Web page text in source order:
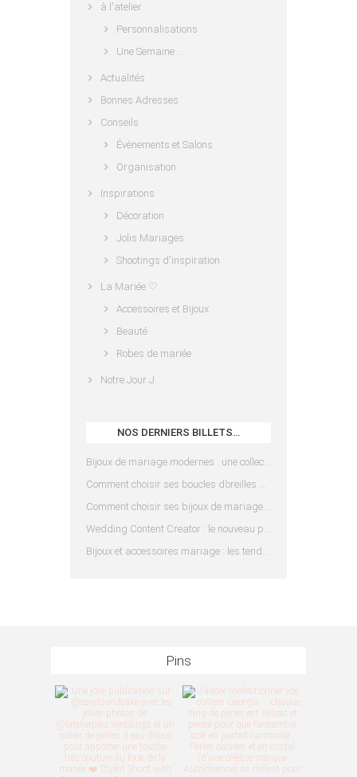
à l'atelier
Personnalisations
Une Semaine …
Actualités
Bonnes Adresses
Conseils
Évènements et Salons
Organisation
Inspirations
Décoration
Jolis Mariages
Shootings d'inspiration
La Mariée ♡
Accessoires et Bijoux
Beauté
Robes de mariée
Notre Jour J
NOS DERNIERS BILLETS…
Bijoux de mariage modernes : une collection pensée pour les mariées d’aujourd’hui
Comment choisir ses boucles d’oreilles de mariée en fonction de sa coiffure ?
Comment choisir ses bijoux de mariage en fonction de sa robe ?
Wedding Content Creator : le nouveau prestataire indispensable pour votre mariage
Bijoux et accessoires mariage : les tendances 2025
Pins